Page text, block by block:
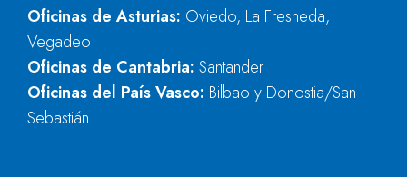
Oficinas de Asturias: Oviedo, La Fresneda,
Vegadeo
Oficinas de Cantabria: Santander
Oficinas del País Vasco: Bilbao y Donostia/San
Sebastián